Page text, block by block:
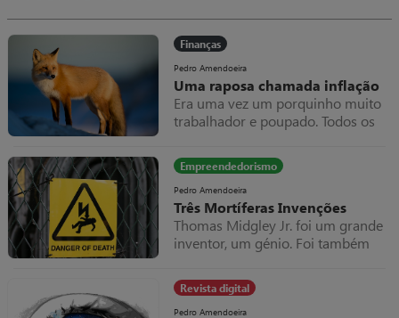
Finanças
Pedro Amendoeira
Uma raposa chamada inflação
Era uma vez um porquinho muito
trabalhador e poupado. Todos os
ganhava dentro do seu colchão,
que cada vez ficava mais grosso.
Uma raposa chamada inflação
Empreendedorismo
Pedro Amendoeira
Três Mortíferas Invenções
Thomas Midgley Jr. foi um grande
inventor, um génio. Foi também
de pessoas, mais do que qualquer
outra pessoa que tenha existido.
Revista digital
Pedro Amendoeira